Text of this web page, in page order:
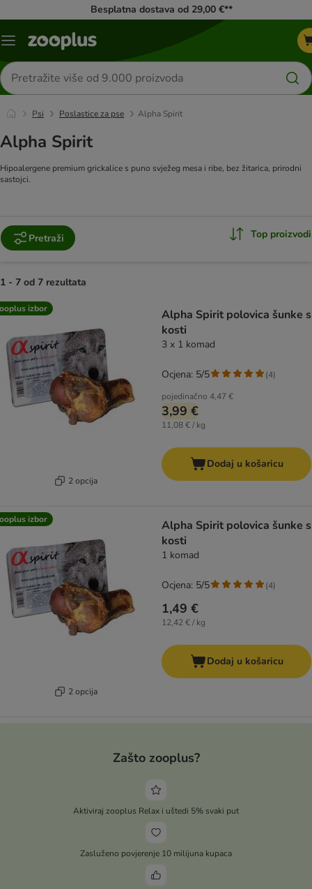
Besplatna dostava od 29,00 €**
Izbornik
Traži
proizvode
Psi Poslastice za pse Alpha Spirit
Alpha Spirit
Hipoalergene premium grickalice s puno svježeg mesa i ribe, bez žitarica, prirodni
sastojci.
Pretraži Top proizvodi
1 - 7 od 7 rezultata
artikli proizvoda su promijenjeni
izbor
2 opcija
Alpha Spirit polovica šunke s
kosti
3 x 1 komad
pojedinačno 4,47 €
3,99 €
11,08 € / kg
Ocjena: 5/5 (4)
Dodaj u košaricu
izbor
2 opcija
Alpha Spirit polovica šunke s
kosti
1 komad
1,49 €
12,42 € / kg
Ocjena: 5/5 (4)
Dodaj u košaricu
Zašto zooplus?
Aktiviraj zooplus Relax i uštedi 5% svaki put
Zasluženo povjerenje 10 milijuna kupaca